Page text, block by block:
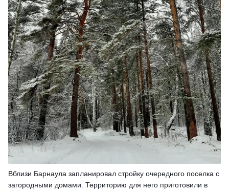
Вблизи Барнаула запланировал стройку очередного поселка с
загородными домами. Территорию для него приготовили в